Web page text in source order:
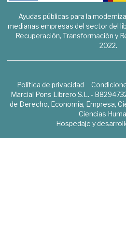
Ayudas públicas para la
medianas empresas del sector del
Recuperación, Transformación y
2022.
Política de privacidad
Marcial Pons Librero S.L. -
de Derecho, Economía, Empresa,
Ciencias
Hospedaje y